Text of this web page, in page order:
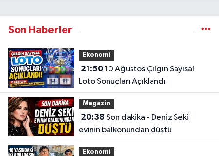
Son Haberler
Ekonomi
21:5010 Ağustos Çılgın Sayısal
Loto Sonuçları Açıklandı
Magazin
20:38
evinin balkonundan düştü
Ekonomi